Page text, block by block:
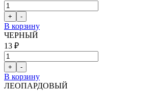
В корзину
ЧЕРНЫЙ
13 ₽
В корзину
ЛЕОПАРДОВЫЙ